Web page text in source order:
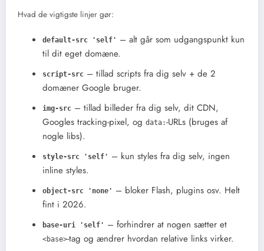
Hvad de vigtigste linjer gør:
default-src 'self' – alt går som udgangspunkt kun
til dit eget domæne.
script-src – tillad scripts fra dig selv + de 2
domæner Google bruger.
img-src – tillad billeder fra dig selv, dit CDN,
Googles tracking-pixel, og data:-URLs (bruges af
nogle libs).
style-src 'self' – kun styles fra dig selv, ingen
inline styles.
object-src 'none' – bloker Flash, plugins osv. Helt
fint i 2026.
base-uri 'self' – forhindrer at nogen sætter et
<base>-tag og ændrer hvordan relative links virker.